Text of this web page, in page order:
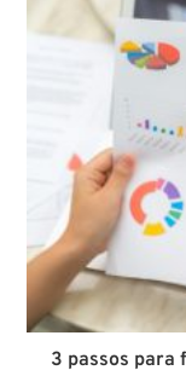
3 passos para